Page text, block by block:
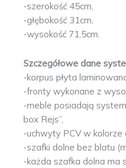
-szerokość 45cm,
-głębokość 31cm,
-wysokość 71,5cm.
Szczegółowe dane
-korpus płyta
-fronty wykonane z
-meble posiadają
box Rejs”,
-uchwyty PCV w kolorze
-szafki dolne bez blatu
-każda szafka dolna ma